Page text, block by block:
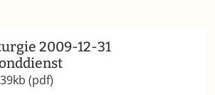
2009-12-31
(pdf)